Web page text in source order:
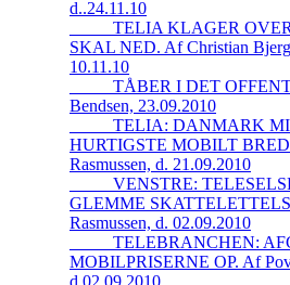
d..24.11.10
_____TELIA KLAGER
SKAL NED. Af Christian
10.11.10
_____TÅBER I DET
Bendsen, 23.09.2010
_____TELIA: DANMARK
HURTIGSTE MOBILT
Rasmussen, d. 21.09.2010
_____VENSTRE:
GLEMME
Rasmussen, d. 02.09.2010
_____TELEBRANCHEN:
MOBILPRISERNE OP. Af
d.02.09.2010